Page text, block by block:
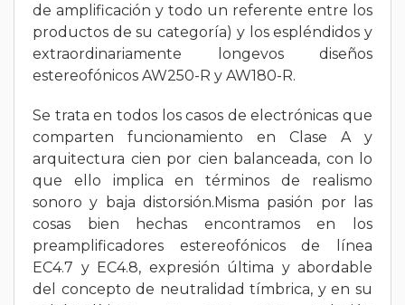
de amplificación y todo un referente entre los
productos de su categoría) y los espléndidos y
extraordinariamente longevos diseños
estereofónicos AW250-R y AW180-R.
Se trata en todos los casos de electrónicas que
comparten funcionamiento en Clase A y
arquitectura cien por cien balanceada, con lo
que ello implica en términos de realismo
sonoro y baja distorsión.Misma pasión por las
cosas bien hechas encontramos en los
preamplificadores estereofónicos de línea
EC4.7 y EC4.8, expresión última y abordable
del concepto de neutralidad tímbrica, y en su